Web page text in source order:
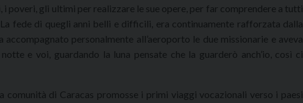
poveri, gli ultimi per realizzare le sue opere, per far comprendere a tutti
La fede di quegli anni belli e difficili, era continuamente rafforzata dalla
personalmente all’aeroporto le due missionarie e aveva
e voi, guardando la luna pensate che la guarderò anch’io, così ci
comunità di Caracas promosse i primi viaggi vocazionali verso i paesi